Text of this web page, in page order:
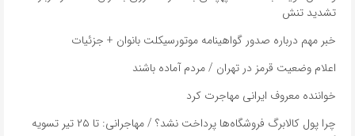
تشدید تنش
خبر مهم درباره صدور گواهینامه موتورسیکلت بانوان + جزئیات
اعلام وضعیت قرمز در تهران / مردم آماده باشند
خواننده معروف ایرانی مهاجرت کرد
چرا پول کالابرگ فروشگاه‌ها پرداخت نشد؟ / مهاجرانی: تا ۲۵ تیر تسویه